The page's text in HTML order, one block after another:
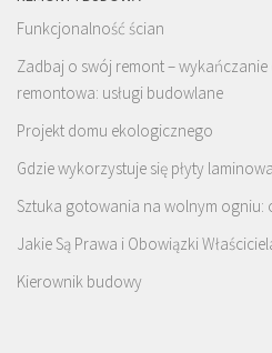
Funkcjonalność ścian
Zadbaj o swój remont –
remontowa: usługi budowlane
Projekt domu ekologicznego
Gdzie wykorzystuje się płyty
Sztuka gotowania na wolnym ogniu:
Jakie Są Prawa i Obowiązki
Kierownik budowy